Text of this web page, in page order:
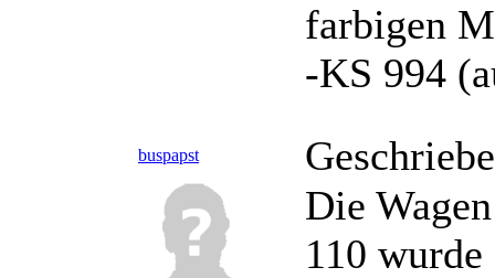
farbigen
-KS 994
buspapst
Die
110